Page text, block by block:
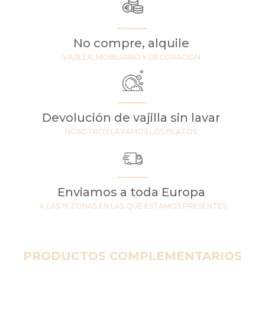
No compre, alquile
VAJILLA, MOBILIARIO Y DECORACIÓN
Devolución de vajilla sin lavar
NOSOTROS LAVAMOS LOS PLATOS
Enviamos a toda Europa
A LAS 19 ZONAS EN LAS QUE ESTAMOS PRESENTES
PRODUCTOS COMPLEMENTARIOS